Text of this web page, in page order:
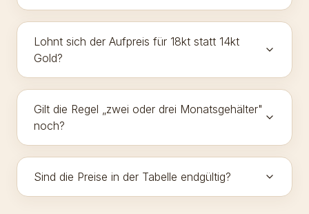
Lohnt sich der Aufpreis für 18kt statt 14kt
Gold?
Gilt die Regel „zwei oder drei Monatsgehälter"
noch?
Sind die Preise in der Tabelle endgültig?